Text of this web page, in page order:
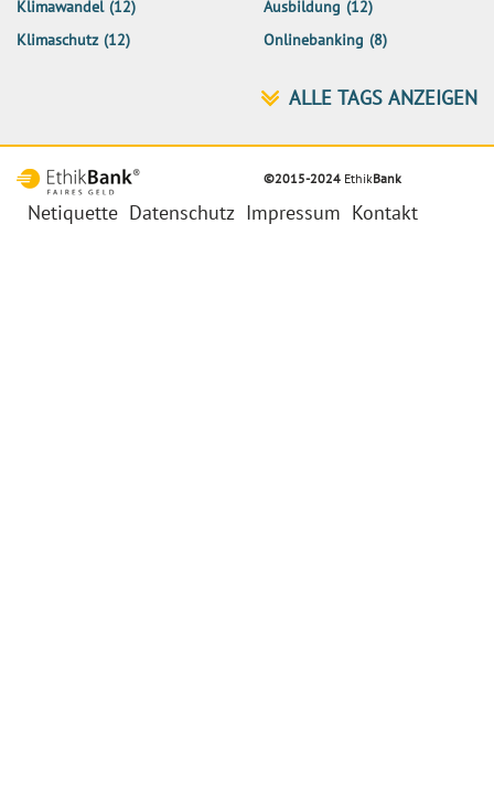
Klimawandel (12) Ausbildung (12)
Klimaschutz (12) Onlinebanking (8)
©2015-2024 EthikBank
Netiquette Datenschutz Impressum Kontakt